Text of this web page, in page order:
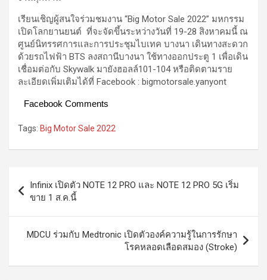
เรียนเชิญผู้สนใจร่วมชมงาน “Big Motor Sale 2022” มหกรรม
เปิดโลกยานยนต์ ที่จะจัดขึ้นระหว่างวันที่ 19-28 สิงหาคมนี้ ณ
ศูนย์นิทรรศการและการประชุมไบเทค บางนา เดินทางสะดวก
ด้วยรถไฟฟ้า BTS ลงสถานีบางนา ใช้ทางออกประตู 1 เพื่อเดิน
เชื่อมต่อกับ Skywalk มายังฮอลล์101-104 หรือติดตามราย
ละเอียดเพิ่มเติมได้ที่ Facebook : bigmotorsale.yanyont
Facebook Comments
Tags: Big Motor Sale 2022
navigation
Infinix เปิดตัว NOTE 12 PRO และ NOTE 12 PRO 5G เริ่ม
ขาย 1 ส.ค.นี้
MDCU ร่วมกับ Medtronic เปิดตัวองค์ความรู้ในการรักษา
โรคหลอดเลือดสมอง (Stroke)